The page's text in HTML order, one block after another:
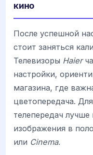
кино
После успешной
стоит заняться
Телевизоры Haier
настройки,
магазина, где
цветопередача.
телепередач
изображения в
или Cinema.